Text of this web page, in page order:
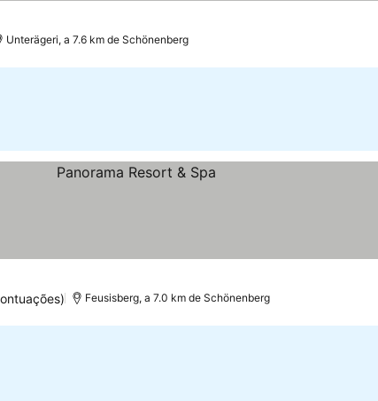
Unterägeri, a 7.6 km de Schönenberg
Feusisberg, a 7.0 km de Schönenberg